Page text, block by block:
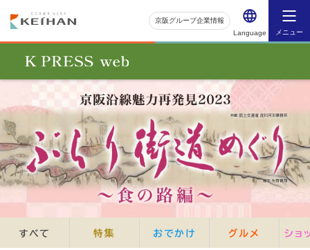
Language メニュー
京阪グループ企業情報
すべて 特集 おでかけ グルメ ショ